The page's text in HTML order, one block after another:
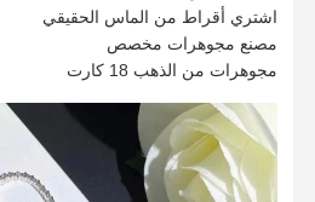
اشتري أقراط من الماس الحقيقي
مصنع مجوهرات مخصص
مجوهرات من الذهب 18 كارت